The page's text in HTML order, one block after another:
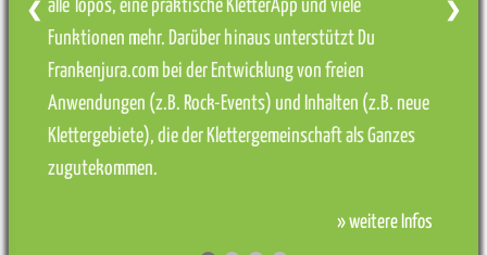
alle Topos, eine praktische KletterApp und viele
Funktionen mehr. Darüber hinaus unterstützt Du
Frankenjura.com bei der Entwicklung von freien
Anwendungen (z.B. Rock-Events) und Inhalten (z.B. neue
Klettergebiete), die der Klettergemeinschaft als Ganzes
zugutekommen.
» weitere Infos
❮ ❯